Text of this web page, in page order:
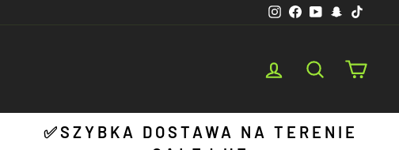
Instagram
Facebook
YouTubeSnapchat
Log in SearchCart
✅SZYBKA DOSTAWA NA TERENIE